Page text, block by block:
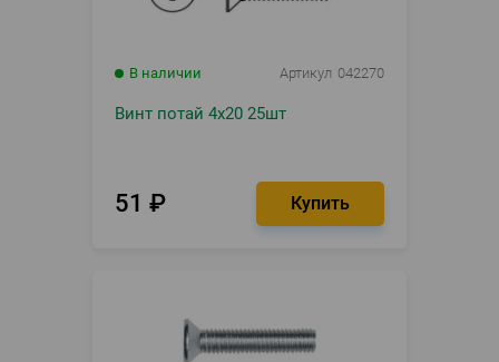
В наличии Артикул 042270
Винт потай 4х20 25шт
51 ₽